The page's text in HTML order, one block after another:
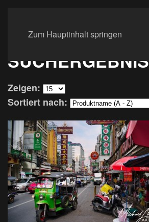
Zum Hauptinhalt springen
SUCHERGEBNIS
Zeigen:
Sortiert nach: